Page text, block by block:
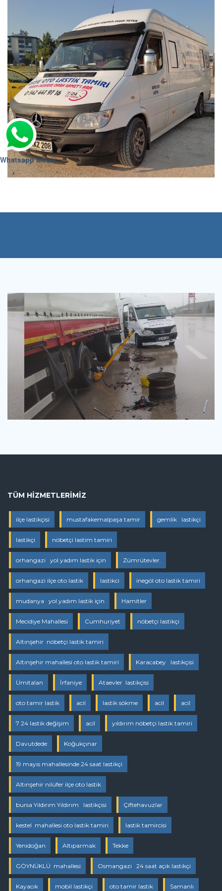
Whatsapp Mesaj
TÜM HIZMETLERIMIZ
ilçe lastikçisi mustafakemalpaşa tamir gemlik lastikçi
lastikçi nöbetçi lastim tamiri
orhangazi yol yadım lastik için Zümrütevler.
orhangazi ilçe oto lastik lastikci inegöl oto lastik tamiri
mudanya yol yadım lastik için Hamitler
Mecidiye Mahallesi Cumhuriyet nöbetçi lastikçi
Altınşehir nöbetçi lastik tamiri
Altınşehir mahallesi oto lastik tamiri Karacabey lastikçisi
Ümitalan İrfaniye Ataevler lastikçisi
oto tamir lastik acil lastik sökme acil acil
7 24 lastik değişim acil yıldırım nöbetçi lastik tamiri
Davutdede Koğukçınar
19 mayıs mahallesinde 24 saat lastikçi
Altınşehir nilüfer ilçe oto lastik
bursa Yıldırım Yıldırım lastikçisi Çiftehavuzlar
kestel mahallesi oto lastik tamiri lastik tamircisi
Yenidoğan Altıparmak Tekke
GÖYNÜKLÜ mahallesi Osmangazi 24 saat açık lastikçi
Kayacık mobil lastikçi oto tamir lastik Samanlı